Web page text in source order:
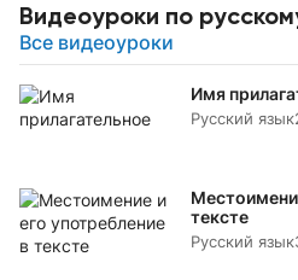
Видеоуроки по
Все видеоуроки
Имя
Русский язык
тексте
Русский язык